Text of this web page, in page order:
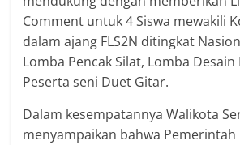
Comment untuk 4 Siswa mewakili
dalam ajang FLS2N ditingkat
Lomba Pencak Silat, Lomba
Peserta seni Duet Gitar.
Dalam kesempatannya Walikota
menyampaikan bahwa Pemerintah